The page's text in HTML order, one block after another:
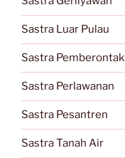
Sastra Luar Pulau
Sastra Pemberontak
Sastra Perlawanan
Sastra Pesantren
Sastra Tanah Air